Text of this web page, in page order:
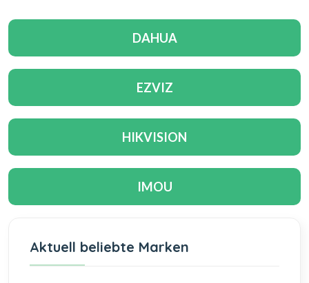
DAHUA
EZVIZ
HIKVISION
IMOU
Aktuell beliebte Marken